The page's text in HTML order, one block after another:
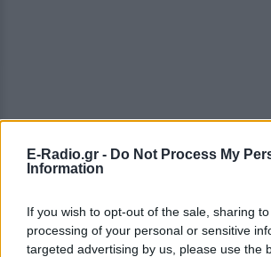
E-Radio.gr - Do Not Process My
Information
If you wish to opt-out of the sale, sharing
processing of your personal or sensitive
targeted advertising by us, please use the